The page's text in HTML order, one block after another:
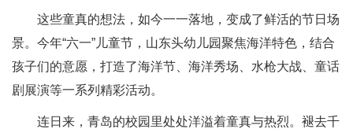
这些童真的想法，如今一一落地，变成了鲜活的节日场
景。今年“六一”儿童节，山东头幼儿园聚焦海洋特色，结合
孩子们的意愿，打造了海洋节、海洋秀场、水枪大战、童话
剧展演等一系列精彩活动。
连日来，青岛的校园里处处洋溢着童真与热烈。褪去千